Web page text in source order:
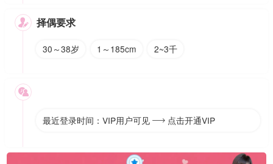
 择偶要求
30～38岁 1～185cm 2~3千

最近登录时间：VIP用户可见  点击开通VIP